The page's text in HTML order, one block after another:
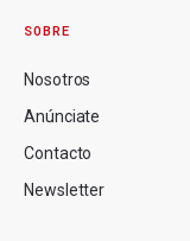
SOBRE
Nosotros
Anúnciate
Contacto
Newsletter